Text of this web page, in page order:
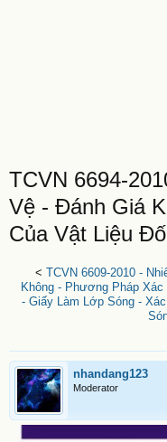
TCVN 6694-
Vệ - Đánh Giá
Của Vật Liệu
< TCVN 6609-2010 -
Không - Phương Pháp
- Giấy Làm Lớp Sóng -
nhandang123
Moderator